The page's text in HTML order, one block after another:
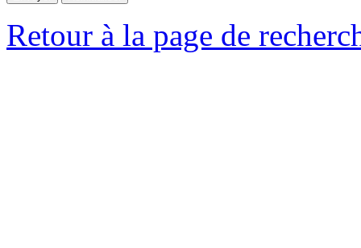
Retour à la page de